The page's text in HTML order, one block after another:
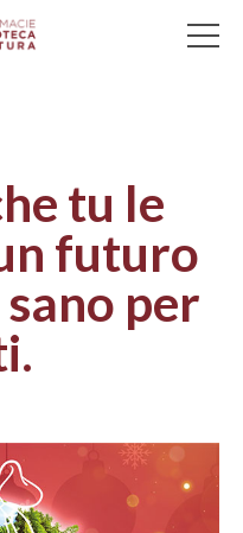
tu le
futuro
per